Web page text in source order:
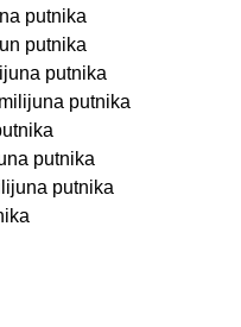
putnika
putnika
putnika
putnika
putnika
putnika